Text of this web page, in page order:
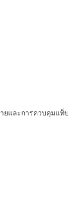
ยและการควบคุมแ